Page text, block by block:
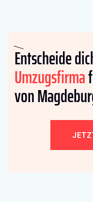
Entscheide
Umzugsfirma
von